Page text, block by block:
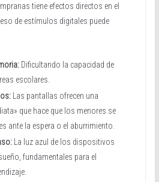
tiene efectos directos en el
de estímulos digitales puede
Dificultando la capacidad de
escolares.
Las pantallas ofrecen una
que hace que los menores se
ante la espera o el aburrimiento.
La luz azul de los dispositivos
fundamentales para el